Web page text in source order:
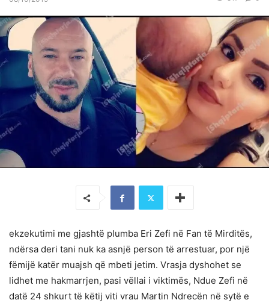
ekzekutimi me gjashtë plumba Eri Zefi në Fan të Mirditës,
ndërsa deri tani nuk ka asnjë person të arrestuar, por një
fëmijë katër muajsh që mbeti jetim. Vrasja dyshohet se
lidhet me hakmarrjen, pasi vëllai i viktimës, Ndue Zefi në
datë 24 shkurt të këtij viti vrau Martin Ndrecën në sytë e